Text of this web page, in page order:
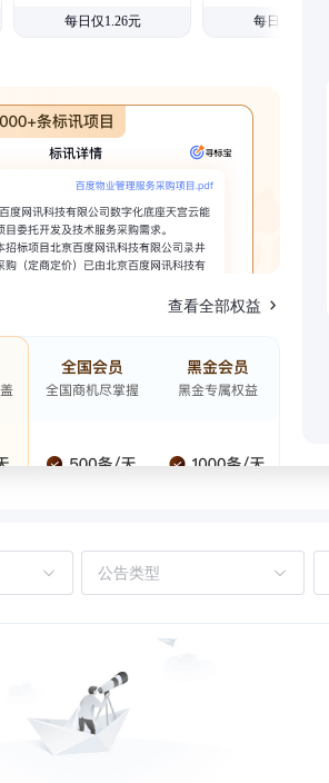
每日仅1.26元 每日仅1.08元
查看全部权益